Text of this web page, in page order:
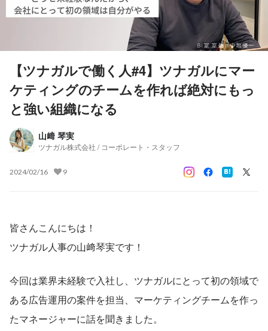
【ツナガルで働く人#4】ツナガルにマー
ケティングのチームを作れば絶対にもっ
と強い組織になる
山﨑 琴実
ツナガル株式会社 / コーポレート・スタッフ
2024/02/16 9
皆さんこんにちは！
ツナガル人事の山﨑琴実です！
今回は業界未経験で入社し、ツナガルにとって初の領域で
ある広告運用の案件を担当、マーケティングチームを作っ
たマネージャーに話を聞きました。